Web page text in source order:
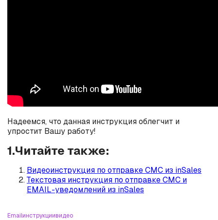
Надеемся, что данная инструкция облегчит и
упростит Вашу работу!
1.Читайте также:
Видеоинструкция по отправке СМС из inSales
Текстовая инструкция по отправке СМС и
EMAIL-уведомлений из inSales
Emailинструкциивидео